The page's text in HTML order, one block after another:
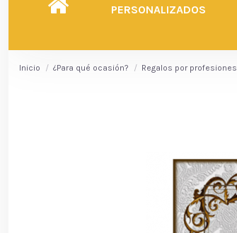
PERSONALIZADOS
Inicio ¿Para qué ocasión? Regalos por profesiones